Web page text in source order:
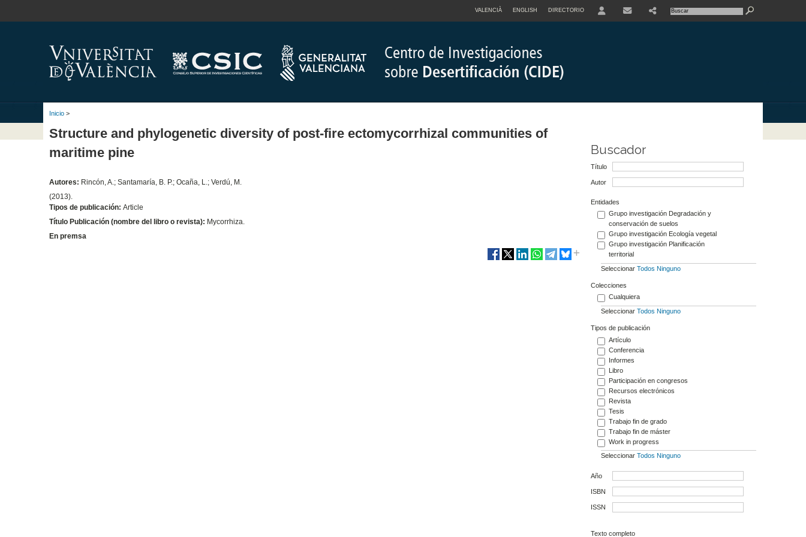
VALENCIÀ ENGLISH DIRECTORIO
Inicio >
Structure and phylogenetic diversity of post-fire ectomycorrhizal communities of
maritime pine
Autores: Rincón, A.; Santamaría, B. P.; Ocaña, L.; Verdú, M.
(2013).
Tipos de publicación: Article
Título Publicación (nombre del libro o revista): Mycorrhiza.
En premsa
Buscador
Título
Autor
Entidades
Grupo investigación Degradación y
conservación de suelos
Grupo investigación Ecología vegetal
Grupo investigación Planificación
territorial
Seleccionar Todos Ninguno
Colecciones
Cualquiera
Seleccionar Todos Ninguno
Tipos de publicación
Artículo
Conferencia
Informes
Libro
Participación en congresos
Recursos electrónicos
Revista
Tesis
Trabajo fin de grado
Trabajo fin de máster
Work in progress
Seleccionar Todos Ninguno
Año
ISBN
ISSN
Texto completo